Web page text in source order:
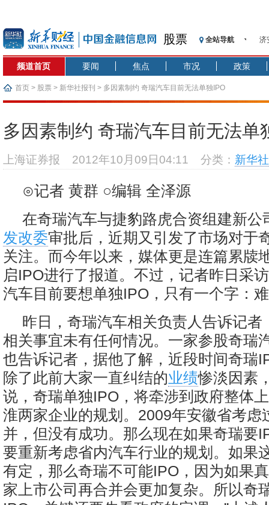
股票 全站导航
在
基
频道首页 要闻 焦点 市况 政策
首页 > 股票 > 新华社报刊 > 多因素制约 奇瑞汽车目前无法单独IPO
多因素制约 奇瑞汽车目前无法单
上海证券报 2012年10月09日04:11 分类： 新华
⊙记者 黄群 ○编辑 全泽源
在奇瑞汽车与捷豹路虎合资组建新公
发改委审批后，近期又引发了市场对于
关注。而今年以来，媒体更是连篇累牍
启IPO进行了报道。不过，记者昨日采
汽车目前要想单独IPO，只有一个字：
昨日，奇瑞汽车相关负责人告诉记者
相关事宜未有任何情况。一家参股奇瑞
也告诉记者，据他了解，近段时间奇瑞
除了此前大家一直纠结的业绩惨淡因素
说，奇瑞单独IPO，将牵涉到政府整体
淮两家企业的规划。2009年安徽省考虑
并，但没有成功。那么现在如果奇瑞要
要重新考虑省内汽车行业的规划。如果
有定，那么奇瑞不可能IPO，因为如果
家上市公司再合并会更加复杂。所以奇